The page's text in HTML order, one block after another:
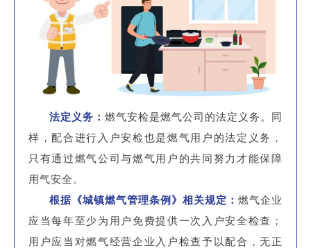
法定义务： 燃气安检是燃气公司的法定义务。同
样，配合进行入户安检也是燃气用户的法定义务，
只有通过燃气公司与燃气用户的共同努力才能保障
用气安全。
根据《城镇燃气管理条例》相关规定： 燃气企业
应当每年至少为用户免费提供一次入户安全检查；
用户应当对燃气经营企业入户检查予以配合，无正